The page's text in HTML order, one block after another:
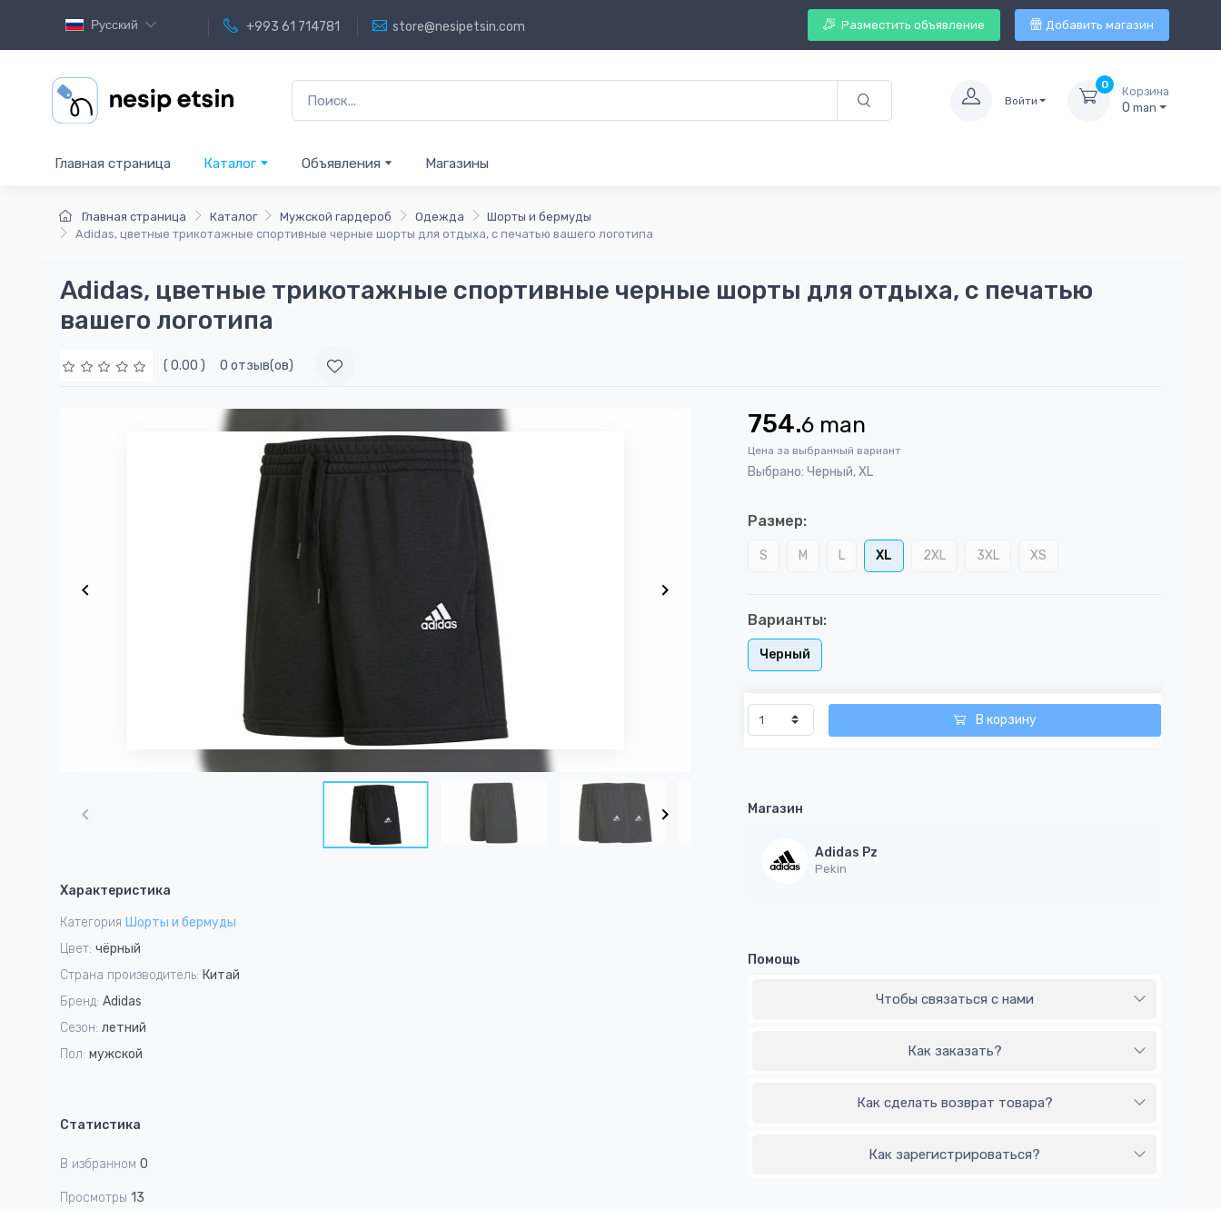
Русский +993 61 714781 store@nesipetsin.com Разместить объявление Добавить магазин
Войти
0
Корзина
0 man
Главная страница Каталог Объявления Магазины
Главная страница Каталог Мужской гардероб Одежда
Шорты и бермуды
Adidas, цветные трикотажные спортивные черные шорты для отдыха, с печатью вашего логотипа
Adidas, цветные трикотажные спортивные черные шорты для отдыха, с печатью
вашего логотипа
( 0.00 ) 0 отзыв(ов)
15
Характеристика
Категория Шорты и бермуды
Цвет: чёрный
Страна производитель: Китай
Бренд: Adidas
Сезон: летний
Пол: мужской
Статистика
В избранном 0
Просмотры 13
754.6 man
Цена за выбранный вариант
Выбрано: Черный, XL
Размер:
S M L XL 2XL 3XL XS
Варианты:
Черный
В корзину
Магазин
Adidas Pz
Pekin
Помощь
Чтобы связаться с нами
Как заказать?
Как сделать возврат товара?
Как зарегистрироваться?